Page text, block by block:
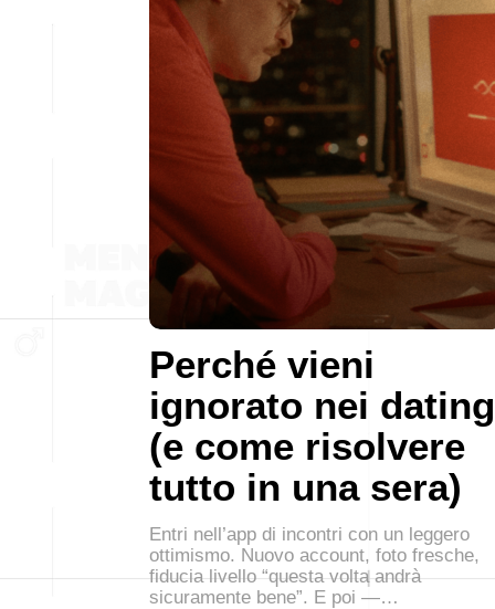
Perché vieni
ignorato nei dating
(e come risolvere
tutto in una sera)
Entri nell’app di incontri con un leggero
ottimismo. Nuovo account, foto fresche,
fiducia livello “questa volta andrà
sicuramente bene”. E poi —…